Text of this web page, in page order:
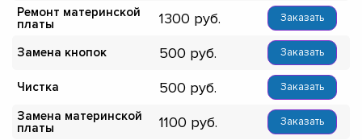
Ремонт материнской
платы
1300 Заказать
Замена кнопок 500 Заказать
Чистка 500 Заказать
Замена материнской
платы
1100 Заказать